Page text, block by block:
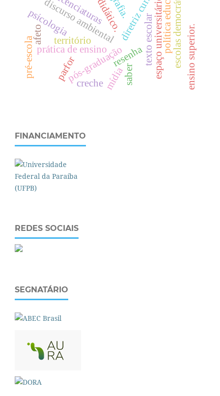
resenha
território
prática de ensino texto escolarespaço universitário
pós-graduaçãosaber
política educativa
discurso ambiental
mídia
escolas democráticas
licenciaturas
parfor
pré-escola
creche
psicologia
e
n
s
i
n
o
s
u
p
e
r
i
o
r
.
afeto
FINANCIAMENTO
REDES SOCIAIS
SEGNATÁRIO